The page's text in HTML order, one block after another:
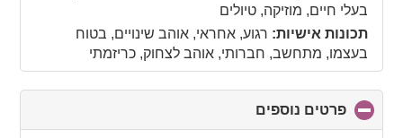
בעלי חיים, מוזיקה, טיולים
תכונות אישיות: רגוע, אחראי, אוהב שינויים, בטוח
בעצמו, מתחשב, חברותי, אוהב לצחוק, כריזמתי
פרטים נוספים
to